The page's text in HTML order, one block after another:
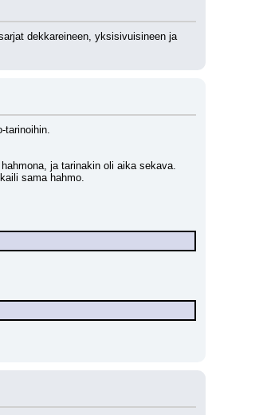
dekkareineen, yksisivuisineen ja
tarinoihin.
ja tarinakin oli aika sekava.
sama hahmo.